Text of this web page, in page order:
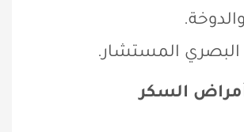
البصري المستشار.
السكر